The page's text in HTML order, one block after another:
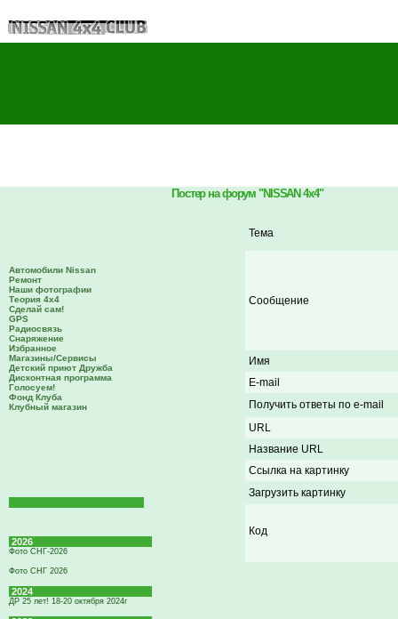
Автомобили Nissan
Ремонт
Наши фотографии
Теория 4х4
Сделай сам!
GPS
Радиосвязь
Снаряжение
Избранное
Магазины/Сервисы
Детский приют Дружба
Дисконтная программа
Голосуем!
Фонд Клуба
Клубный магазин
2026
Фото СНГ-2026
Фото СНГ 2026
2024
ДР 25 лет! 18-20 октября 2024г
Постер на форум "NISSAN 4x4"
Тема
Сообщение
Имя
E-mail
Получить ответы по e-mail
URL
Название URL
Ссылка на картинку
Загрузить картинку
Код